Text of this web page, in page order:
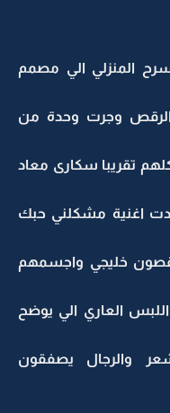
المنزلي الي مصمم
وجرت وحدة من
تقريبا سكارى معاد
اغنية مشكلني حبك
خليجي واجسمهم
العاري الي يوضح
والرجال يصفقون